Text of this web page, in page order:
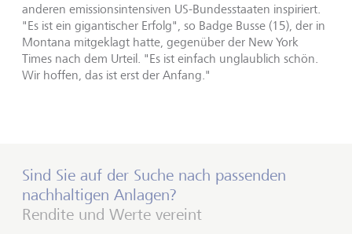
anderen emissionsintensiven US-Bundesstaaten inspiriert.
"Es ist ein gigantischer Erfolg", so Badge Busse (15), der in
Montana mitgeklagt hatte, gegenüber der New York
Times nach dem Urteil. "Es ist einfach unglaublich schön.
Wir hoffen, das ist erst der Anfang."
Sind Sie auf der Suche nach passenden
nachhaltigen Anlagen?
Rendite und Werte vereint